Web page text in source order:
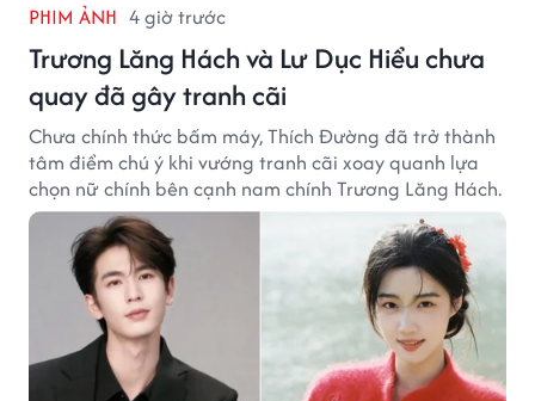
PHIM ẢNH 4 giờ trước
Trương Lăng Hách và Lư Dục Hiểu chưa
quay đã gây tranh cãi
Chưa chính thức bấm máy, Thích Đường đã trở thành
tâm điểm chú ý khi vướng tranh cãi xoay quanh lựa
chọn nữ chính bên cạnh nam chính Trương Lăng Hách.